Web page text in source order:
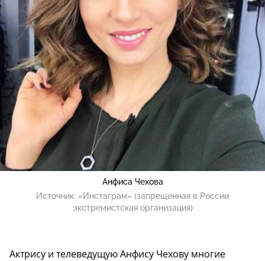
Анфиса Чехова
Источник: «Инстаграм» (запрещенная в России
экстремистская организация)
Актрису и телеведущую Анфису Чехову многие